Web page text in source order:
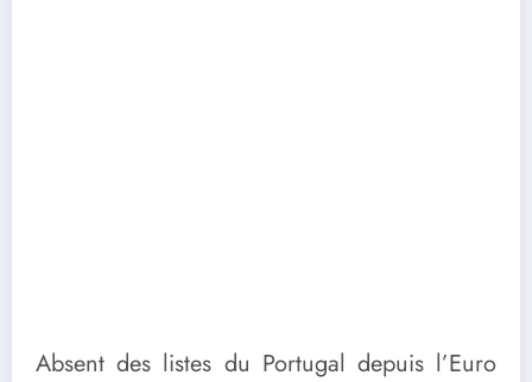
Absent des listes du Portugal depuis l’Euro